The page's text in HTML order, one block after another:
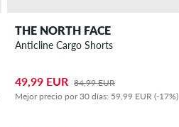
THE NORTH FACE
Anticline Cargo Shorts
49,99 EUR 84,99 EUR
Mejor precio por 30 días: 59,99 EUR (-17%)